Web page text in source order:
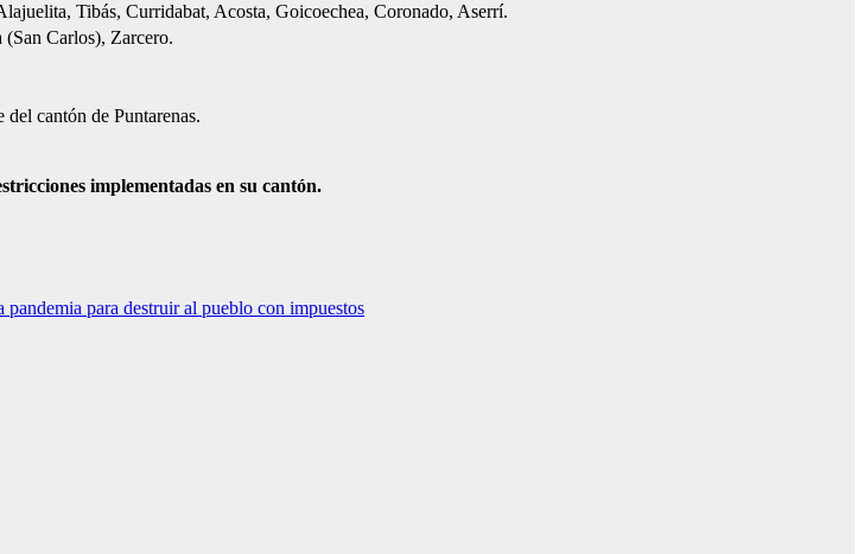
Tibás, Curridabat, Acosta, Goicoechea, Coronado, Aserrí.
Carlos), Zarcero.
cantón de Puntarenas.
implementadas en su cantón.
para destruir al pueblo con impuestos